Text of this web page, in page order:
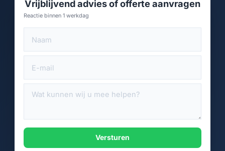
Vrijblijvend advies of offerte aanvragen
Reactie binnen 1 werkdag
Versturen